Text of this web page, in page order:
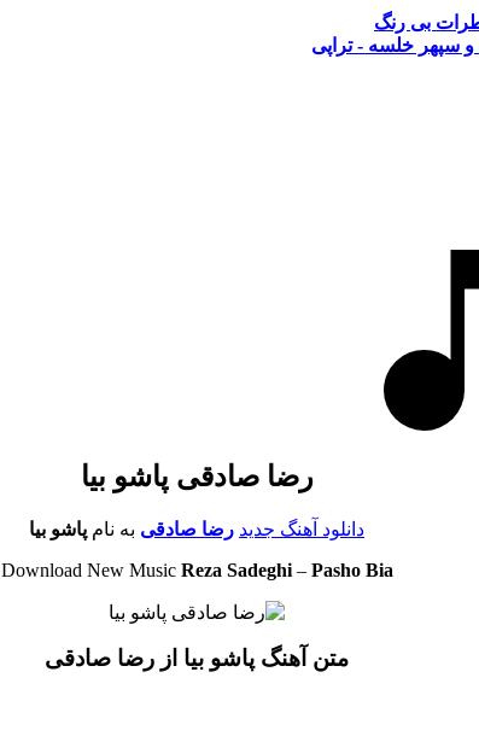
بی رنگ
سپهر خلسه - تراپی
رضا صادقی پاشو بیا
دانلود آهنگ جدید رضا صادقی به نام پاشو بیا
Download New Music Reza Sadeghi– Pasho Bia
متن آهنگ پاشو بیا از رضا صادقی